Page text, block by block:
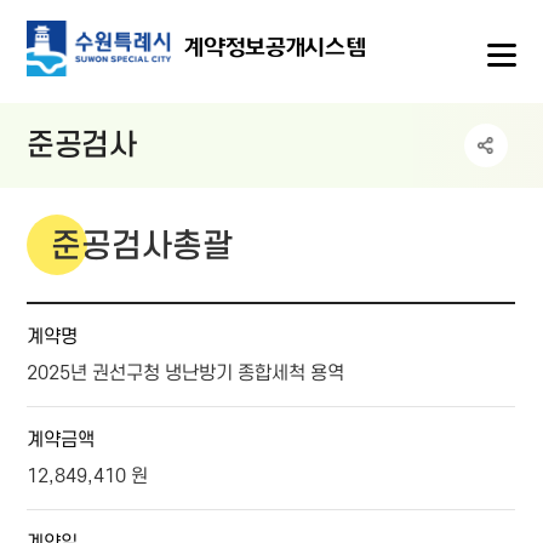
계약정보공개시스템
준공검사
준공검사총괄
계약명
2025년 권선구청 냉난방기 종합세척 용역
계약금액
12,849,410 원